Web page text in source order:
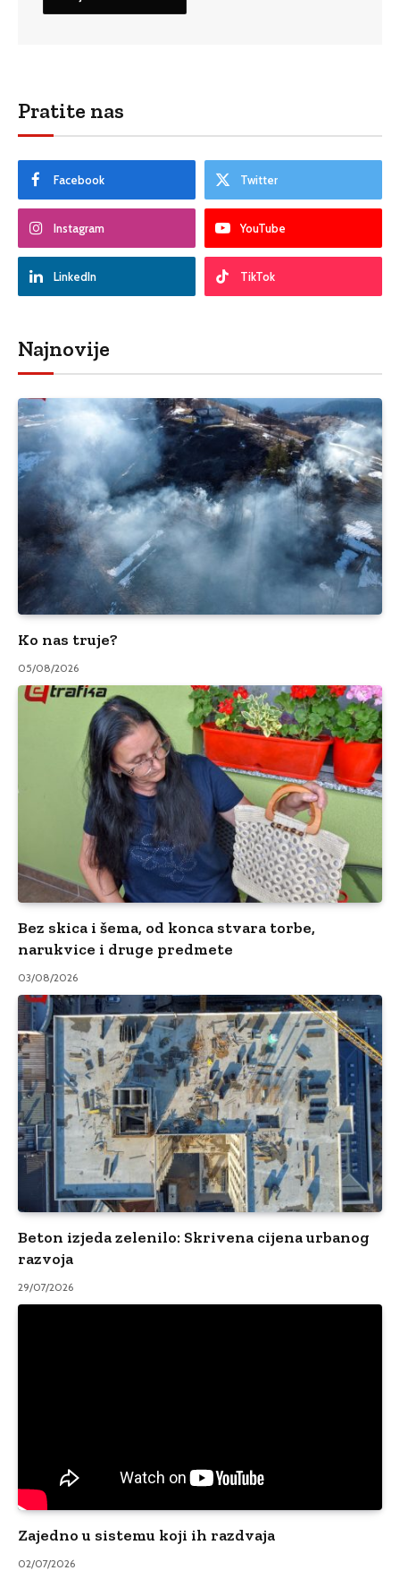
Pratite nas
Facebook Twitter
Instagram YouTube
LinkedIn TikTok
Najnovije
Ko nas truje?
05/08/2026
Bez skica i šema, od konca stvara torbe,
narukvice i druge predmete
03/08/2026
Beton izjeda zelenilo: Skrivena cijena urbanog
razvoja
29/07/2026
Zajedno u sistemu koji ih razdvaja
02/07/2026